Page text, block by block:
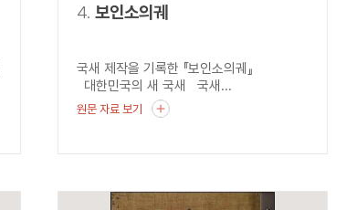
4. 보인소의궤
국새 제작을 기록한 『보인소의궤』
대한민국의 새 국새 국새...
원문 자료 보기